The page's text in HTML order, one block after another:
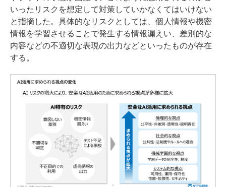
いったリスクを想定して対策していかなくてはいけない
と指摘した。具体的なリスクとしては、個人情報や機密
情報を学習させることで発生する情報漏えい、差別的な
内容などの不適切な表現の出力などといったものが存在
する。